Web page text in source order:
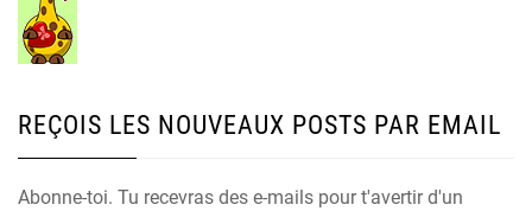
REÇOIS LES NOUVEAUX POSTS PAR EMAIL
Abonne-toi. Tu recevras des e-mails pour t'avertir d'un